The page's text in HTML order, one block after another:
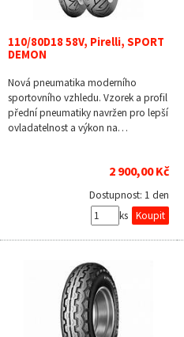
110/80D18 58V, Pirelli, SPORT
DEMON
Nová pneumatika moderního
sportovního vzhledu. Vzorek a profil
přední pneumatiky navržen pro lepší
ovladatelnost a výkon na…
2 900,00 Kč
Dostupnost: 1 den
ks